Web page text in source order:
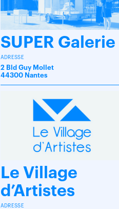
SUPER Galerie
ADRESSE
2 Bld Guy Mollet
44300 Nantes
Le Village
d’Artistes
ADRESSE